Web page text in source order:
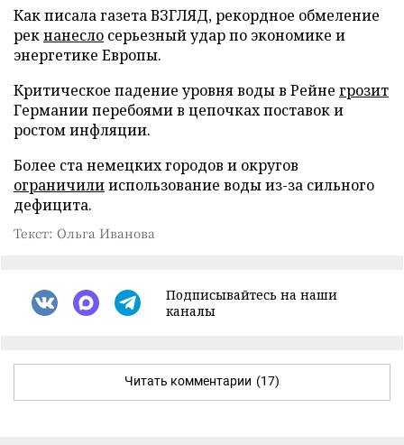
Как писала газета ВЗГЛЯД, рекордное обмеление
рекнанесло серьезный удар по экономике и
энергетике Европы.
Критическое падение уровня воды в Рейне грозит
Германии перебоями в цепочках поставок и
ростом инфляции.
Более ста немецких городов и округов
ограничилииспользование воды из-за сильного
дефицита.
Текст: Ольга Иванова
Подписывайтесь на наши
каналы
Читать комментарии (17)